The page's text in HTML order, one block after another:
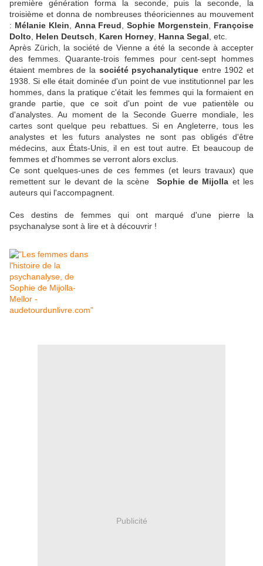
première génération forma la seconde, puis la seconde, la
troisième et donna de nombreuses théoriciennes au mouvement
: Mélanie Klein Anna Freud ,Sophie Morgenstein
Françoise
Dolto
Helen Deutsch Karen Horney Hanna Segal , etc.
Après Zürich, la société de Vienne a été la seconde à accepter
des femmes. Quarante-trois femmes pour cent-sept hommes
étaient membres de la société psychanalytique entre 1902 et
1938. Si elle était dominée d'un point de vue institutionnel par les
hommes, dans la pratique c'était les femmes qui la formaient en
grande partie, que ce soit d'un point de vue patientèle ou
d'analystes. Au moment de la Seconde Guerre mondiale, les
cartes sont quelque peu rebattues. Si en Angleterre, tous les
analystes et les futurs analystes ne sont pas obligés d'être
médecins, aux États-Unis, il en est tout autre. Et beaucoup de
femmes et d'hommes se verront alors exclus.
Ce sont quelques-unes de ces femmes (et leurs travaux) que
remettent sur le devant de la scène Sophie de Mijolla et les
auteurs qui l'accompagnent.
Ces destins de femmes qui ont marqué d'une pierre la
psychanalyse sont à lire et à découvrir !
Publicité